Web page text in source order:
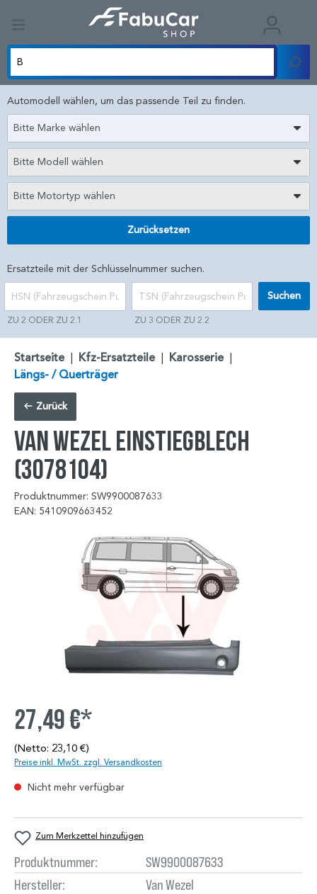
Automodell wählen, um das passende Teil zu finden.
Bitte Marke wählen
Bitte Modell wählen
Bitte Motortyp wählen
Zurücksetzen
Ersatzteile mit der Schlüsselnummer suchen.
ZU 2 ODER ZU 2.1 ZU 3 ODER ZU 2.2
Suchen
Startseite | Kfz-Ersatzteile | Karosserie |
Längs- / Querträger
Zurück
VAN WEZEL Einstiegblech
(3078104)
Produktnummer: SW9900087633
EAN: 5410909663452
27,49 €*
(Netto: 23,10 €)
Preise inkl. MwSt. zzgl. Versandkosten
Nicht mehr verfügbar
Zum Merkzettel hinzufügen
Produktnummer:
SW9900087633
Hersteller:
Van Wezel